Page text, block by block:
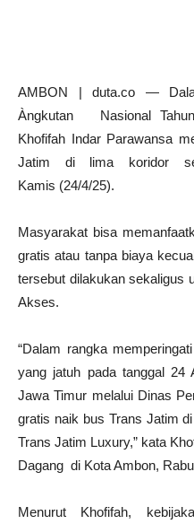
AMBON | duta.co —
Àngkutan Nasional
Khofifah Indar Parawansa
Jatim di lima koridor
Kamis (24/4/25).
Masyarakat bisa
gratis atau tanpa biaya
tersebut dilakukan sekaligus
Akses.
“Dalam rangka
yang jatuh pada tanggal 24
Jawa Timur melalui Dinas
gratis naik bus Trans Jatim
Trans Jatim Luxury,” kata
Dagang di Kota Ambon,
Menurut Khofifah,